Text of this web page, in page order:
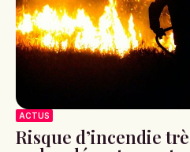
ACTUS
Risque d’incendie